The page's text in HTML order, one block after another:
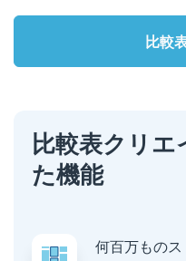
比較
比較表クリ
た機能
何百万もの